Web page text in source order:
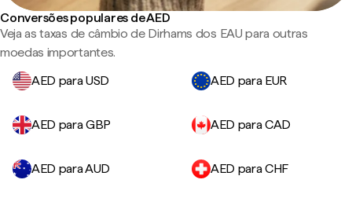
Conversões populares de AED
Veja as taxas de câmbio de Dirhams dos EAU para outras
moedas importantes.
AED para USD
AED para EUR
AED para GBP AED para CAD
AED para AUD AED para CHF